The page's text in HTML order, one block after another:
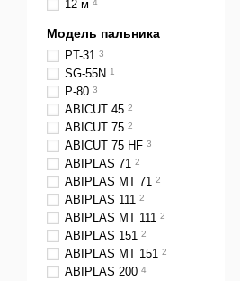
12 м 4
Модель пальника
PT-31 3
SG-55N 1
P-80 3
ABICUT 45 2
ABICUT 75 2
ABICUT 75 HF 3
ABIPLAS 71 2
ABIPLAS MT 71 2
ABIPLAS 111 2
ABIPLAS MT 111 2
ABIPLAS 151 2
ABIPLAS MT 151 2
ABIPLAS 200 4